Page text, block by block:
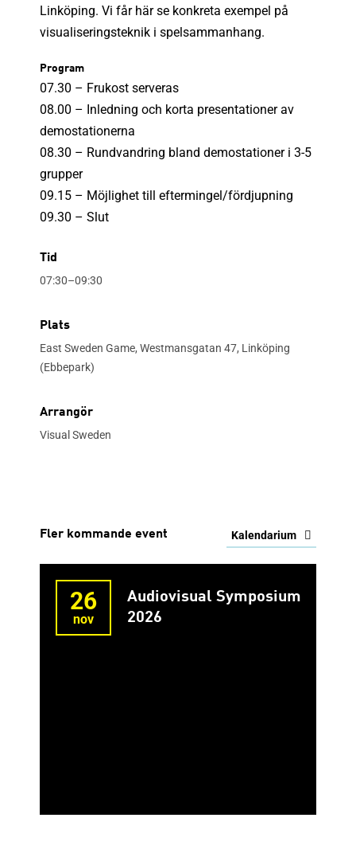
Linköping. Vi får här se konkreta exempel på
visualiseringsteknik i spelsammanhang.
Program
07.30 – Frukost serveras
08.00 – Inledning och korta presentationer av
demostationerna
08.30 – Rundvandring bland demostationer i 3-5
grupper
09.15 – Möjlighet till eftermingel/fördjupning
09.30 – Slut
Tid
07:30–09:30
Plats
East Sweden Game, Westmansgatan 47, Linköping
(Ebbepark)
Arrangör
Visual Sweden
Fler kommande event Kalendarium
26
nov
Audiovisual Symposium
2026